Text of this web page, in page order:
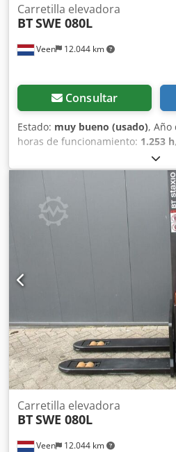
Veen 12.044 km
Carretilla elevadora
BTSWE 080L
Consultar
Estado: muy bueno (usado), Año
horas de funcionamiento: 1.253 h
1.580
eléctrico, longitud de la
1.860 mm
, Peso
Dcsdpfx Anjzqd Rlsmok
NUEVAS CELDAS DE BATERÍA
de llenado centralizado,
220 V integrado, doble nivel,
de elevación de las horquillas
capacidad de elevación de las
dimensiones de las horquillas:
Veen 12.044 km
Carretilla elevadora
BTSWE 080L